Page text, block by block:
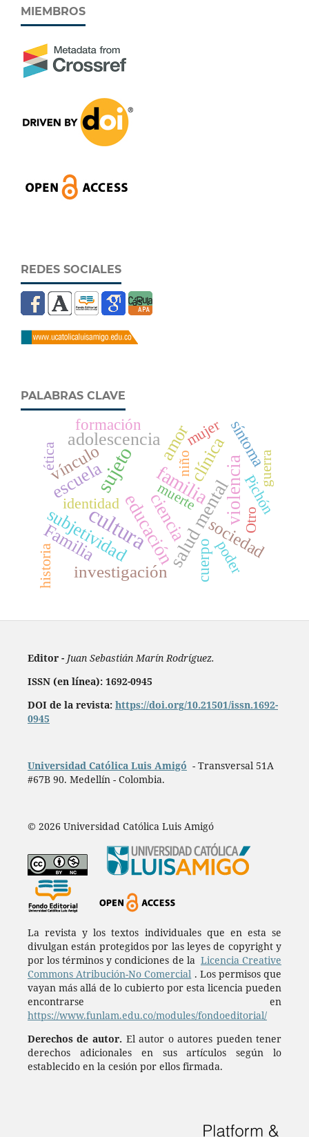
MIEMBROS
REDES SOCIALES
PALABRAS CLAVE
cultura
sujeto familia
salud mental
educación
violencia
adolescencia clínica
amor
subjetividad
escuela
ciencia
Familia sociedad
investigación
vínculo síntoma
formación
cuerpo
mujer
ética
Pichón
identidad
historia poder
muerte
Otro
guerra
niño
Editor - Juan Sebastián Marín Rodríguez.
ISSN (en línea): 1692-0945
DOI de la revista: https://doi.org/10.21501/issn.1692-
0945
Universidad Católica Luis Amigó - Transversal 51A
#67B 90. Medellín - Colombia.
© 2026 Universidad Católica Luis Amigó
La revista y los textos individuales que en esta se
divulgan están protegidos por las leyes de copyright y
por los términos y condiciones de la Licencia Creative
Commons Atribución-No Comercial . Los permisos que
vayan más allá de lo cubierto por esta licencia pueden
encontrarse en
https://www.funlam.edu.co/modules/fondoeditorial/
Derechos de autor. El autor o autores pueden tener
derechos adicionales en sus artículos según lo
establecido en la cesión por ellos firmada.